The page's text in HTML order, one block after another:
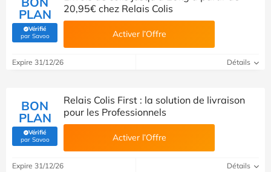
PLAN
Vérifié
par Savoo(Vérifié par Savoo)
20,95€ chez Relais Colis
Activer l’Offre
Expire 31/12/26 Détails
BON
PLAN
Vérifié
par Savoo(Vérifié par Savoo)
Relais Colis First : la solution de livraison
pour les Professionnels
Activer l’Offre
Expire 31/12/26 Détails